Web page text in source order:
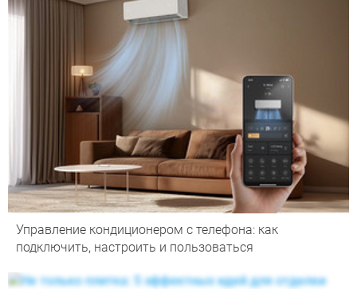
Управление кондиционером с телефона: как
подключить, настроить и пользоваться